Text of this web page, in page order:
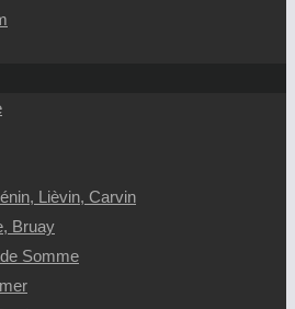
Lièvin, Carvin
Bruay
Somme